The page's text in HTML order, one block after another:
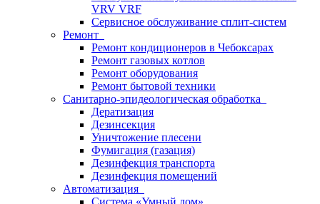
VRV VRF
Сервисное обслуживание сплит-систем
Ремонт
Ремонт кондиционеров в Чебоксарах
Ремонт газовых котлов
Ремонт оборудования
Ремонт бытовой техники
Санитарно-эпидеологическая обработка
Дератизация
Дезинсекция
Уничтожение плесени
Фумигация (газация)
Дезинфекция транспорта
Дезинфекция помещений
Автоматизация
Система «Умный дом»